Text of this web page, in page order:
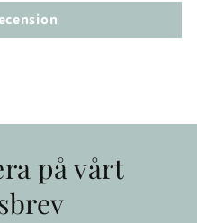
på vårt